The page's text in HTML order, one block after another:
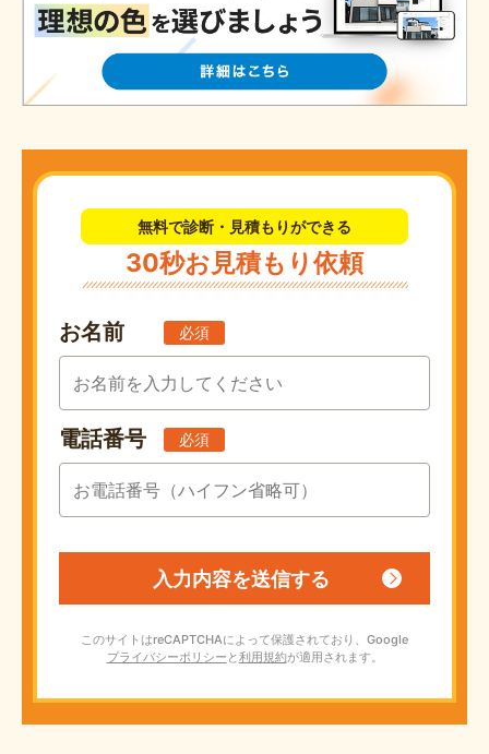
無料で診断・見積もりができる
30秒お見積もり依頼
お名前 必須
電話番号 必須
このサイトはreCAPTCHAによって保護されており、Google
プライバシーポリシー と利用規約が適用されます。